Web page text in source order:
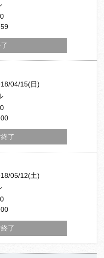
04/15(日)
了
05/12(土)
了